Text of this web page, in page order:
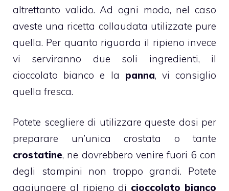
altrettanto valido. Ad ogni modo, nel caso
aveste una ricetta collaudata utilizzate pure
quella. Per quanto riguarda il ripieno invece
vi serviranno due soli ingredienti, il
cioccolato bianco e la panna, vi consiglio
quella fresca.
Potete scegliere di utilizzare queste dosi per
preparare un’unica crostata o tante
crostatine, ne dovrebbero venire fuori 6 con
degli stampini non troppo grandi. Potete
aggiungere al ripieno di cioccolato bianco